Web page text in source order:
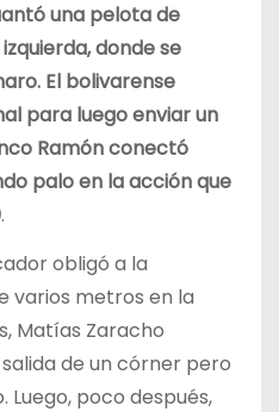
una pelota de
donde se
El bolivarense
para luego enviar un
Ramón conectó
palo en la acción que
.
obligó a la
varios metros en la
Matías Zaracho
de un córner pero
Luego, poco después,